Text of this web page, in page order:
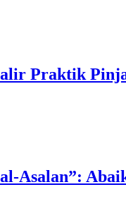
Praktik
Asalan”: